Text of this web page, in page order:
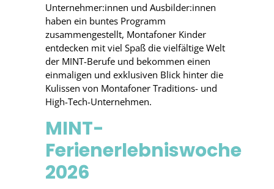
Unternehmer:innen und Ausbilder:innen
haben ein buntes Programm
zusammengestellt, Montafoner Kinder
entdecken mit viel Spaß die vielfältige Welt
der MINT-Berufe und bekommen einen
einmaligen und exklusiven Blick hinter die
Kulissen von Montafoner Traditions- und
High-Tech-Unternehmen.
MINT-
Ferienerlebniswoche
2026